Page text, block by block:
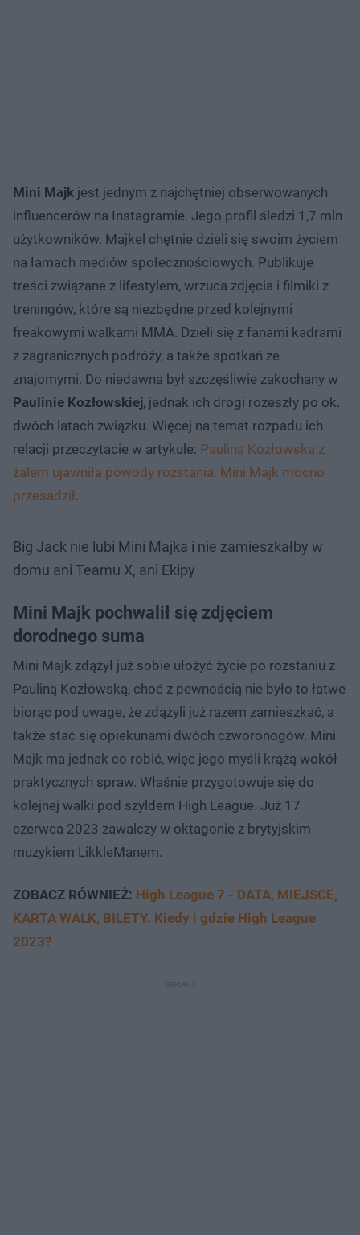
Mini Majk jest jednym z najchętniej obserwowanych
influencerów na Instagramie. Jego profil śledzi 1,7 mln
użytkowników. Majkel chętnie dzieli się swoim życiem
na łamach mediów społecznościowych. Publikuje
treści związane z lifestylem, wrzuca zdjęcia i filmiki z
treningów, które są niezbędne przed kolejnymi
freakowymi walkami MMA. Dzieli się z fanami kadrami
z zagranicznych podróży, a także spotkań ze
znajomymi. Do niedawna był szczęśliwie zakochany w
Paulinie Kozłowskiej, jednak ich drogi rozeszły po ok.
dwóch latach związku. Więcej na temat rozpadu ich
relacji przeczytacie w artykule: Paulina Kozłowska z
żalem ujawniła powody rozstania. Mini Majk mocno
przesadził.
Big Jack nie lubi Mini Majka i nie zamieszkałby w
domu ani Teamu X, ani Ekipy
Mini Majk pochwalił się zdjęciem
dorodnego suma
Mini Majk zdążył już sobie ułożyć życie po rozstaniu z
Pauliną Kozłowską, choć z pewnością nie było to łatwe
biorąc pod uwage, że zdążyli już razem zamieszkać, a
także stać się opiekunami dwóch czworonogów. Mini
Majk ma jednak co robić, więc jego myśli krążą wokół
praktycznych spraw. Właśnie przygotowuje się do
kolejnej walki pod szyldem High League. Już 17
czerwca 2023 zawalczy w oktagonie z brytyjskim
muzykiem LikkleManem.
ZOBACZ RÓWNIEŻ: High League 7 - DATA, MIEJSCE,
KARTA WALK, BILETY. Kiedy i gdzie High League
2023?